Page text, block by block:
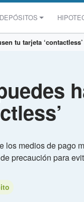
DEPÓSITOS
tu tarjeta ‘contactless’
los medios de pago
precaución para